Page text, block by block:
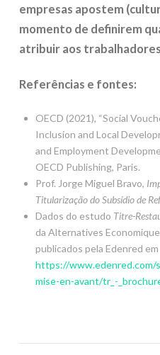
empresas apostem
momento de definirem
atribuir aos
Referências e fontes:
OECD (2021), “Social
Inclusion and Local
and Employment
OECD Publishing, Paris.
Prof. Jorge Miguel Bravo,
Titularização do Subsídio de
Dados do estudo Titre-
da Alternatives
publicados pela Edenred em
https://
mise-en-avant/tr_-